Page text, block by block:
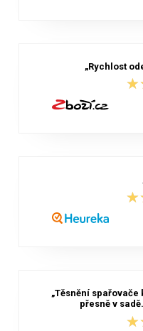
„Rychlost
„Těsnění
přesně v